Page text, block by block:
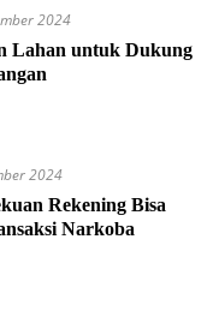
2024
Lahan untuk Dukung
2024
Rekening Bisa
Narkoba